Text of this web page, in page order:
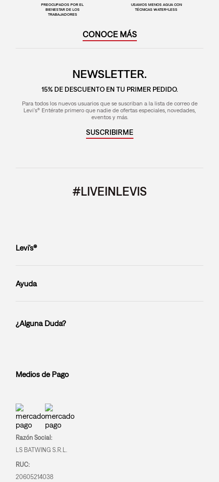
PREOCUPADOS POR EL
BIENESTAR DE LOS
TRABAJADORES
USAMOS MENOS AGUA CON
TÉCNICAS WATER<LESS
CONOCE MÁS
NEWSLETTER.
15% DE DESCUENTO EN TU PRIMER PEDIDO.
Para todos los nuevos usuarios que se suscriban a la lista de correo de
Levi's® Entérate primero que nadie de ofertas especiales, novedades,
eventos y más.
SUSCRIBIRME
#LIVEINLEVIS
Levi’s®
Ayuda
¿Alguna Duda?
Medios de Pago
Razón Social:
LS BATWING S.R.L.
RUC:
20605214038